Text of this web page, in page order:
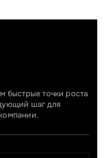
быстрые точки роста
шаг для